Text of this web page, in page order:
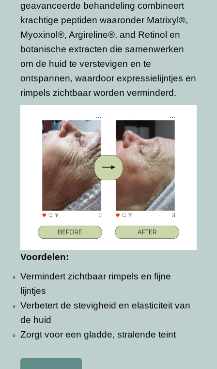
geavanceerde behandeling combineert
krachtige peptiden waaronder Matrixyl®,
Myoxinol®, Argireline®, and Retinol en
botanische extracten die samenwerken
om de huid te verstevigen en te
ontspannen, waardoor expressielijntjes en
rimpels zichtbaar worden verminderd.
Voordelen:
Vermindert zichtbaar rimpels en fijne
lijntjes
Verbetert de stevigheid en elasticiteit van
de huid
Zorgt voor een gladde, stralende teint